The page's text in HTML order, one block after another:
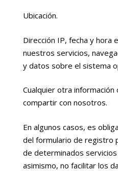
Ubicación.
Dirección IP, fecha y hora
nuestros servicios,
y datos sobre el sistema
Cualquier otra
compartir con nosotros.
En algunos casos, es
del formulario de registro
de determinados
asimismo, no facilitar los